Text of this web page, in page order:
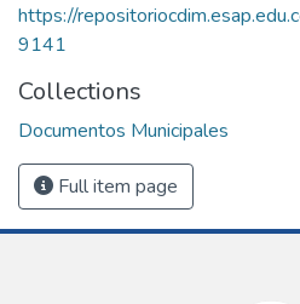
https://
9141
Collections
Documentos Municipales
Full item page